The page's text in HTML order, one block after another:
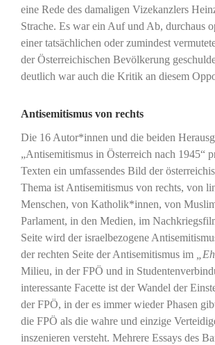
eine Rede des damaligen Vizekanzlers
Strache. Es war ein Auf und Ab, durchaus
einer tatsächlichen oder zumindest
der Österreichischen Bevölkerung
deutlich war auch die Kritik an diesem
Antisemitismus von rechts
Die 16 Autor*innen und die beiden
„Antisemitismus in Österreich nach 1945“
Texten ein umfassendes Bild der
Thema ist Antisemitismus von rechts, von
Menschen, von Katholik*innen, von
Parlament, in den Medien, im
Seite wird der israelbezogene
der rechten Seite der Antisemitismus im
Milieu, in der FPÖ und in
interessante Facette ist der Wandel der
der FPÖ, in der es immer wieder Phasen
die FPÖ als die wahre und einzige
inszenieren versteht. Mehrere Essays des